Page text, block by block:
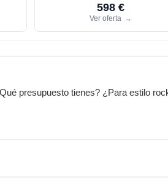
598 €
Ver oferta →
presupuesto tienes? ¿Para estilo